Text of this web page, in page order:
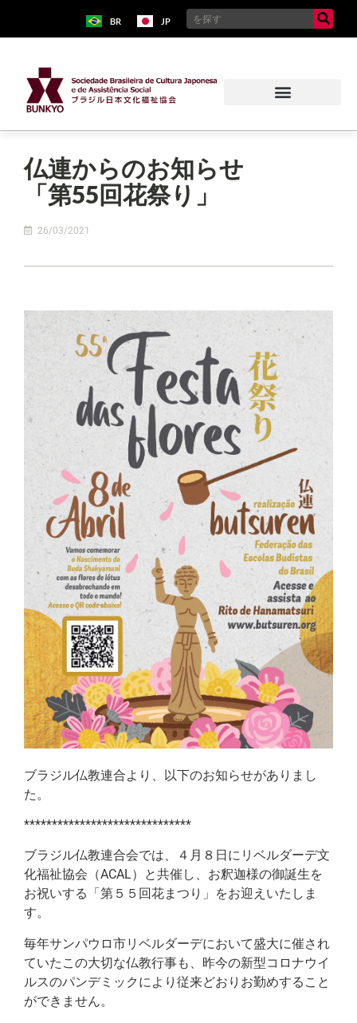
BR JP
仏連からのお知らせ
「第55回花祭り」
26/03/2021
ブラジル仏教連合より、以下のお知らせがありまし
た。
******************************
ブラジル仏教連合会では、４月８日にリベルダーデ文
化福祉協会（ACAL）と共催し、お釈迦様の御誕生を
お祝いする「第５５回花まつり」をお迎えいたしま
す。
毎年サンパウロ市リベルダーデにおいて盛大に催され
ていたこの大切な仏教行事も、昨今の新型コロナウイ
ルスのパンデミックにより従来どおりお勤めすること
ができません。